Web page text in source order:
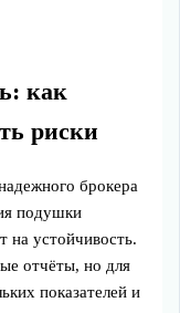
как
риски
брокера
подушки
на устойчивость.
отчёты, но для
показателей и